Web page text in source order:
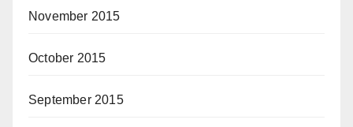
November 2015
October 2015
September 2015